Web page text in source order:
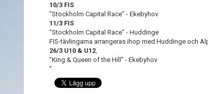
10/3 FIS
”Stockholm Capital Race” - Ekebyhov
11/3 FIS
"Stockholm Capital Race” - Huddinge
FIS-tävlingarna arrangeras ihop med Huddinge och
26/3 U10 & U12,
”King & Queen of the Hill” - Ekebyhov
"